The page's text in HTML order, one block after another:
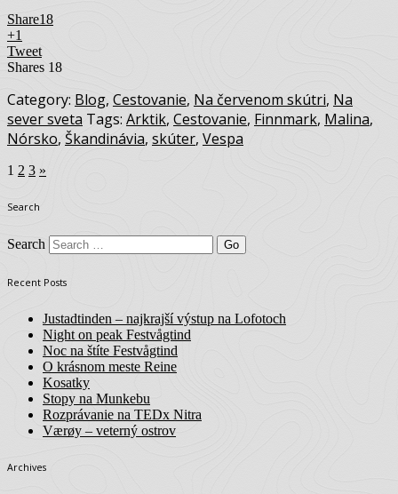
Share18
+1
Tweet
Shares 18
Category: Blog, Cestovanie, Na červenom skútri, Na
sever sveta Tags: Arktik, Cestovanie, Finnmark, Malina,
Nórsko, Škandinávia, skúter, Vespa
1 2 3 »
Search
Search
Recent Posts
Justadtinden – najkrajší výstup na Lofotoch
Night on peak Festvågtind
Noc na štíte Festvågtind
O krásnom meste Reine
Kosatky
Stopy na Munkebu
Rozprávanie na TEDx Nitra
Værøy – veterný ostrov
Archives